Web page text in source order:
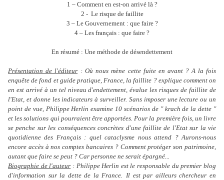
1 – Comment en est-on arrivé là ?
2 - Le risque de faillite
3 – Le Gouvernement : que faire ?
4 – Les français : que faire ?
En résumé : Une méthode de désendettement
Présentation de l'éditeur :Où nous mène cette fuite en avant ? A la fois
enquête de fond et guide pratique, France, la faillite ? explique comment on
en est arrivé à un tel niveau d'endettement, évalue les risques de faillite de
l'Etat, et donne les indicateurs à surveiller. Sans imposer une lecture ou un
point de vue, Philippe Herlin examine 10 scénarios de " krach de la dette "
et les solutions qui pourraient être apportées. Pour la première fois, un livre
se penche sur les conséquences concrètes d'une faillite de l'Etat sur la vie
quotidienne des Français : quel cataclysme nous attend ? Aurons-nous
encore accès à nos comptes bancaires ? Comment protéger son patrimoine,
autant que faire se peut ? Car personne ne serait épargné...
Biographie de l'auteur : Philippe Herlin est le responsable du premier blog
d'information sur la dette de la France. Il est par ailleurs chercheur en